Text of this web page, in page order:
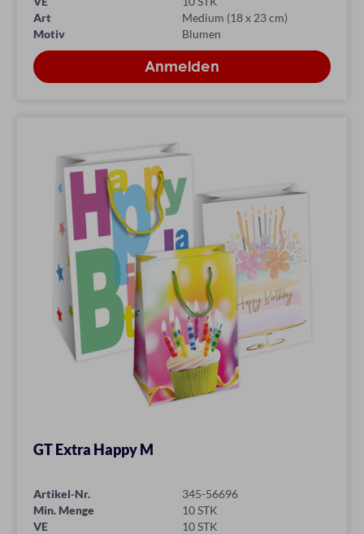
Art
Medium (18 x 23 cm)
Motiv
Blumen
GT Extra Happy M
Artikel-Nr.
345-56696
Min. Menge
10 STK
VE
10 STK